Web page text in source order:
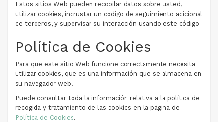
Estos sitios Web pueden recopilar datos sobre usted,
utilizar cookies, incrustar un código de seguimiento adicional
de terceros, y supervisar su interacción usando este código.
Política de Cookies
Para que este sitio Web funcione correctamente necesita
utilizar cookies, que es una información que se almacena en
su navegador web.
Puede consultar toda la información relativa a la política de
recogida y tratamiento de las cookies en la página de
Política de Cookies.